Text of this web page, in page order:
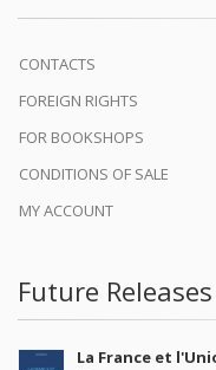
CONTACTS
FOREIGN RIGHTS
FOR BOOKSHOPS
CONDITIONS OF SALE
MY ACCOUNT
Future Releases
La France et